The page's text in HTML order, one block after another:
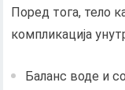
Поред тога, тело
компликација
Баланс воде и